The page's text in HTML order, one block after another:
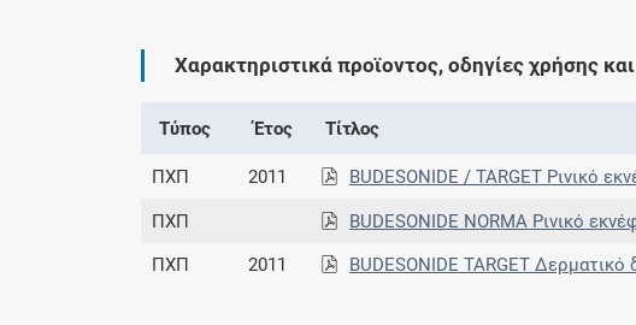
Χαρακτηριστικά προϊοντος, οδηγίες χρήσης
Τύπος Έτος Τίτλος
ΠΧΠ 2011 BUDESONIDE / TARGET Ρινικό
ΠΧΠ BUDESONIDE NORMA Ρινικό
ΠΧΠ 2011 BUDESONIDE TARGET Δερματικό